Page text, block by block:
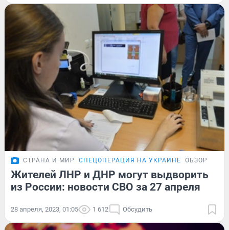
СТРАНА И МИР СПЕЦОПЕРАЦИЯ НА УКРАИНЕ ОБЗОР
Жителей ЛНР и ДНР могут выдворить
из России: новости СВО за 27 апреля
28 апреля, 2023, 01:05 1 612 Обсудить